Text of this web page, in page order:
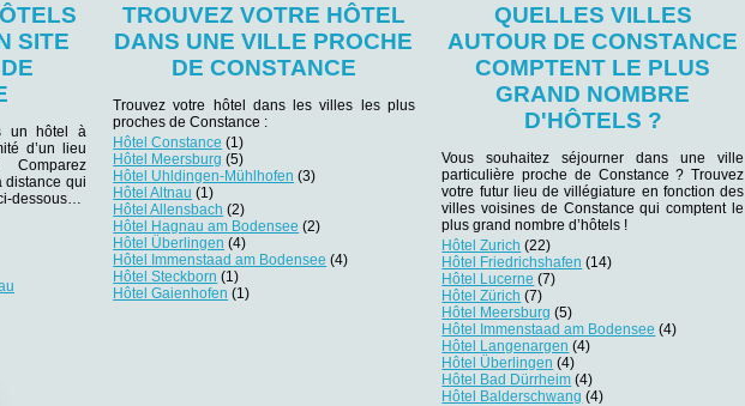
SITE
un hôtel à
d’un lieu
distance qui
dessous…
TROUVEZ VOTRE HÔTEL
DANS UNE VILLE PROCHE
DE CONSTANCE
Trouvez votre hôtel dans les villes les plus
proches de Constance :
Hôtel Constance (1)
Hôtel Meersburg (5)
Hôtel Uhldingen-Mühlhofen (3)
Hôtel Altnau (1)
Hôtel Allensbach (2)
Hôtel Hagnau am Bodensee (2)
Hôtel Überlingen (4)
Hôtel Immenstaad am Bodensee (4)
Hôtel Steckborn (1)
Hôtel Gaienhofen (1)
QUELLES VILLES
AUTOUR DE CONSTANCE
COMPTENT LE PLUS
GRAND NOMBRE
D'HÔTELS ?
Vous souhaitez séjourner dans une ville
particulière proche de Constance ? Trouvez
votre futur lieu de villégiature en fonction des
villes voisines de Constance qui comptent le
plus grand nombre d’hôtels !
Hôtel Zurich (22)
Hôtel Friedrichshafen (14)
Hôtel Lucerne (7)
Hôtel Zürich (7)
Hôtel Meersburg (5)
Hôtel Immenstaad am Bodensee (4)
Hôtel Langenargen (4)
Hôtel Überlingen (4)
Hôtel Bad Dürrheim (4)
Hôtel Balderschwang (4)